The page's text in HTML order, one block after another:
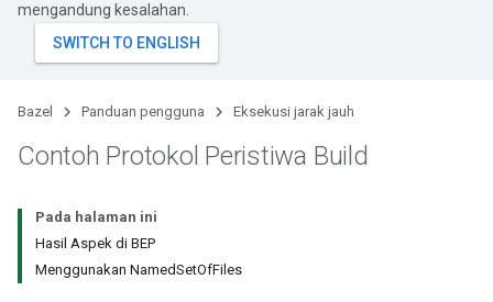
mengandung kesalahan.
Bazel Panduan pengguna Eksekusi jarak jauh
Contoh Protokol Peristiwa Build
Pada halaman ini
Hasil Aspek di BEP
Menggunakan NamedSetOfFiles